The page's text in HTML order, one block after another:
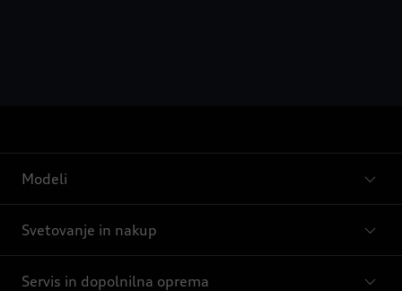
Modeli
Svetovanje in nakup
Servis in dopolnilna oprema